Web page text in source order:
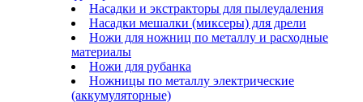
Насадки и экстракторы для пылеудаления
Насадки мешалки (миксеры) для дрели
Ножи для ножниц по металлу и расходные
материалы
Ножи для рубанка
Ножницы по металлу электрические
(аккумуляторные)